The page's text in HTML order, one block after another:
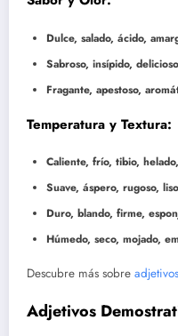
Dulce, salado, ácido,
Sabroso, insípido,
Fragante, apestoso,
Temperatura y Textura:
Caliente, frío, tibio,
Suave, áspero, rugoso,
Duro, blando, firme,
Húmedo, seco, mojado,
Descubre más sobre
Adjetivos